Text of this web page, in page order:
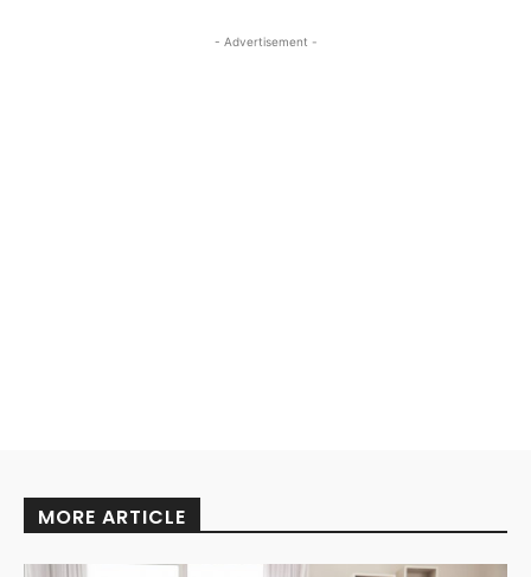
- Advertisement -
MORE ARTICLE